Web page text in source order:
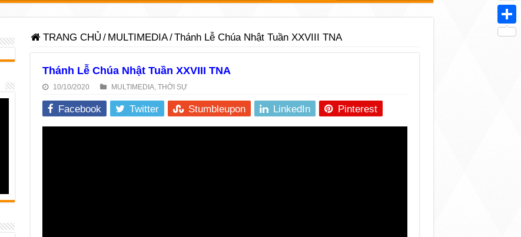
TRANG CHỦ / MULTIMEDIA/Thánh Lễ Chúa Nhật Tuần XXVIII TNA
Thánh Lễ Chúa Nhật Tuần XXVIII TNA
10/10/2020 MULTIMEDIA, THỜI SỰ
Facebook Twitter Stumbleupon LinkedIn Pinterest